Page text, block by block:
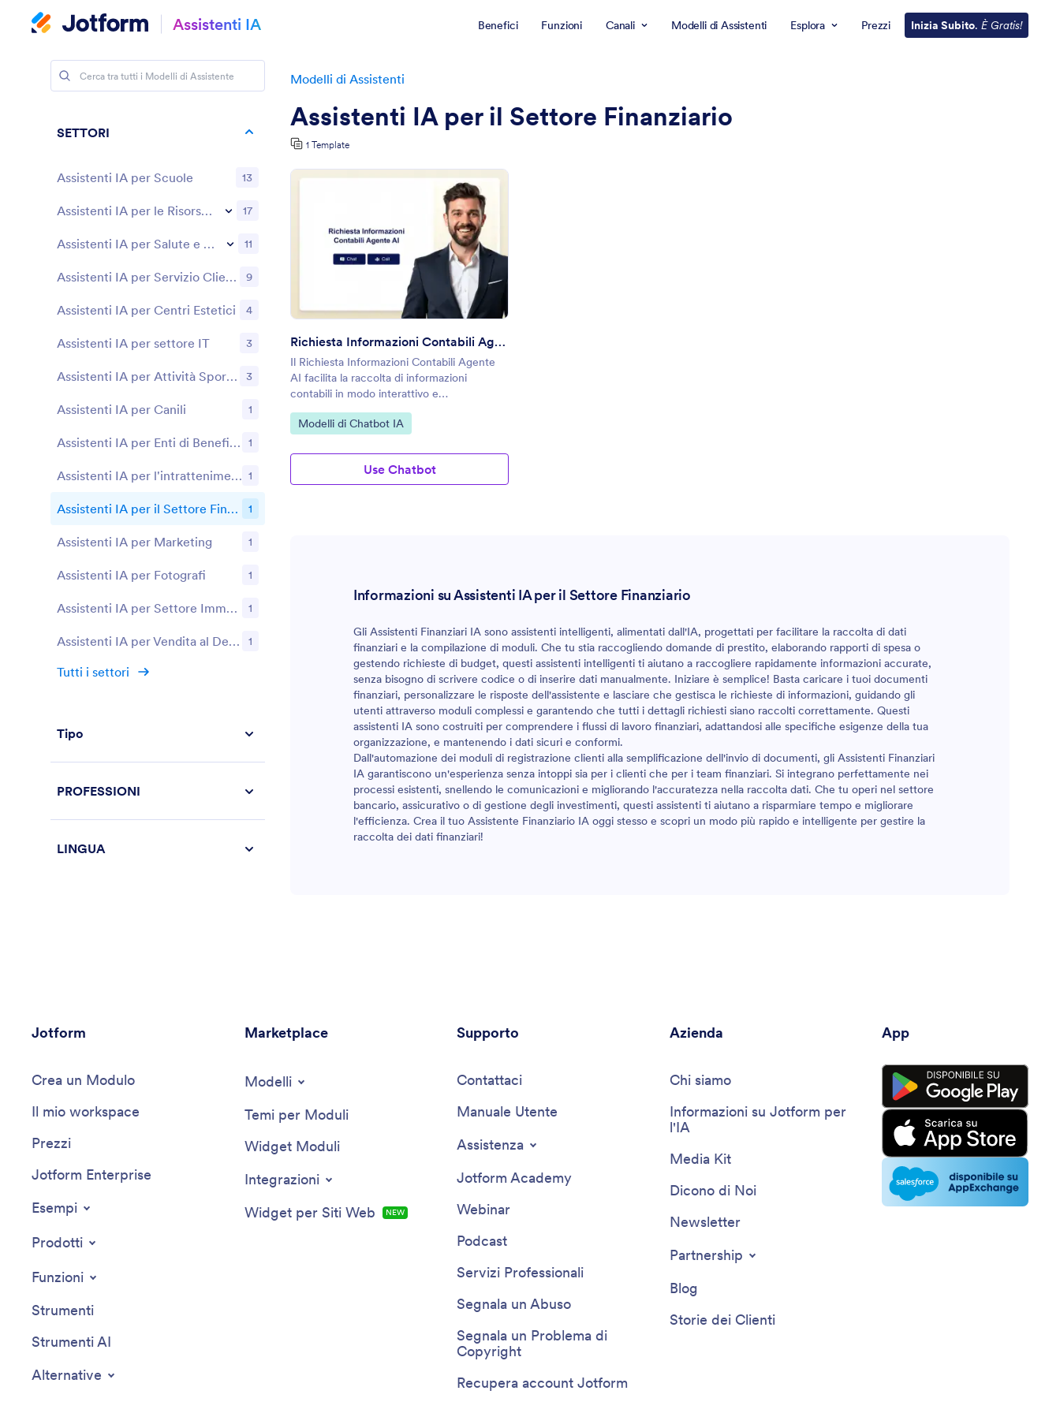
Assistenti IA Benefici Funzioni Canali Modelli di Assistenti Esplora Prezzi Inizia Subito. È Gratis!
Modelli di Assistenti
Assistenti IA per il Settore Finanziario
1 Template
Anteprima : Richiesta Informazioni Contabili Agente AI
Richiesta Informazioni Contabili Agente AI
Il Richiesta Informazioni Contabili Agente
AI facilita la raccolta di informazioni
contabili in modo interattivo e
coinvolgente.
Vai alla Categoria:
Modelli di Chatbot IA
Use Chatbot
Informazioni su Assistenti IA per il Settore Finanziario
Gli Assistenti Finanziari IA sono assistenti intelligenti, alimentati dall'IA, progettati per facilitare la raccolta di dati
finanziari e la compilazione di moduli. Che tu stia raccogliendo domande di prestito, elaborando rapporti di spesa o
gestendo richieste di budget, questi assistenti intelligenti ti aiutano a raccogliere rapidamente informazioni accurate,
senza bisogno di scrivere codice o di inserire dati manualmente. Iniziare è semplice! Basta caricare i tuoi documenti
finanziari, personalizzare le risposte dell'assistente e lasciare che gestisca le richieste di informazioni, guidando gli
utenti attraverso moduli complessi e garantendo che tutti i dettagli richiesti siano raccolti correttamente. Questi
assistenti IA sono costruiti per comprendere i flussi di lavoro finanziari, adattandosi alle specifiche esigenze della tua
organizzazione, e mantenendo i dati sicuri e conformi.
Dall'automazione dei moduli di registrazione clienti alla semplificazione dell'invio di documenti, gli Assistenti Finanziari
IA garantiscono un'esperienza senza intoppi sia per i clienti che per i team finanziari. Si integrano perfettamente nei
processi esistenti, snellendo le comunicazioni e migliorando l'accuratezza nella raccolta dati. Che tu operi nel settore
bancario, assicurativo o di gestione degli investimenti, questi assistenti ti aiutano a risparmiare tempo e migliorare
l'efficienza. Crea il tuo Assistente Finanziario IA oggi stesso e scopri un modo più rapido e intelligente per gestire la
raccolta dei dati finanziari!
SETTORI
Assistenti IA per Scuole 13
Assistenti IA per le Risorse Umane 17
Assistenti IA per Salute e Benessere 11
Assistenti IA per Servizio Clienti 9
Assistenti IA per Centri Estetici 4
Assistenti IA per settore IT 3
Assistenti IA per Attività Sportive 3
Assistenti IA per Canili 1
Assistenti IA per Enti di Beneficenza 1
Assistenti IA per l'intrattenimento 1
Assistenti IA per il Settore Finanziario 1
Assistenti IA per Marketing 1
Assistenti IA per Fotografi 1
Assistenti IA per Settore Immobiliare 1
Assistenti IA per Vendita al Dettaglio ed E-commerce 1
Tutti i settori
Tipo
PROFESSIONI
LINGUA
Jotform
Crea un Modulo
Il mio workspace
Prezzi
Jotform Enterprise
Esempi
Prodotti
Funzioni
Strumenti
Strumenti AI
Alternative
Marketplace
Modelli
Temi per Moduli
Widget Moduli
Integrazioni
Widget per Siti Web
NEW
Supporto
Contattaci
Manuale Utente
Assistenza
Jotform Academy
Webinar
Podcast
Servizi Professionali
Segnala un Abuso
Segnala un Problema di
Copyright
Recupera account Jotform
Azienda
Chi siamo
Informazioni su Jotform per
l'IA
Media Kit
Dicono di Noi
Newsletter
Partnership
Blog
Storie dei Clienti
App